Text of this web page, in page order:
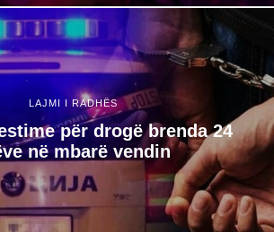
LAJMI I RADHËS
për drogë brenda 24
në mbarë vendin